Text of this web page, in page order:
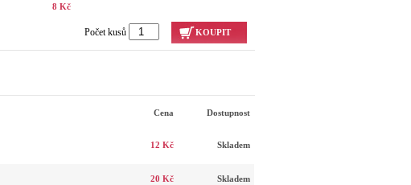
8 Kč
Počet kusů KOUPIT
Cena Dostupnost
12 Kč Skladem
20 Kč Skladem